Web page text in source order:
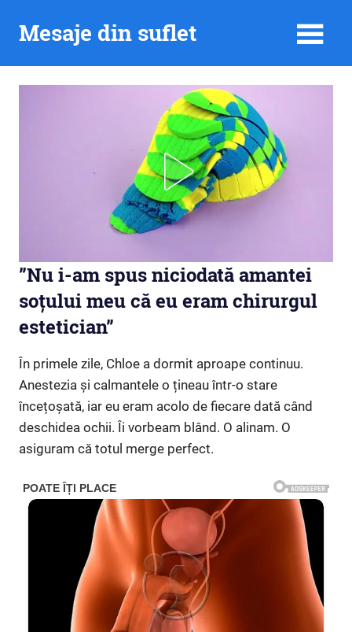
Mesaje din suflet
”Nu i-am spus niciodată amantei
soțului meu că eu eram chirurgul
estetician”
În primele zile, Chloe a dormit aproape continuu.
Anestezia și calmantele o țineau într-o stare
încețoșată, iar eu eram acolo de fiecare dată când
deschidea ochii. Îi vorbeam blând. O alinam. O
asiguram că totul merge perfect.